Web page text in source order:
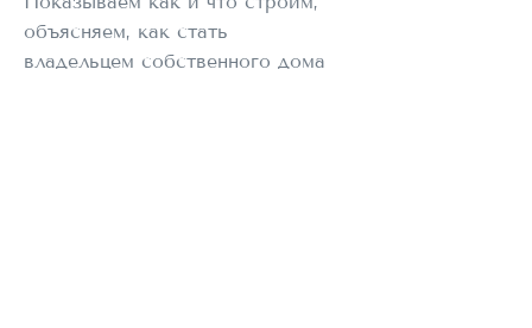
объясняем, как стать
владельцем собственного дома